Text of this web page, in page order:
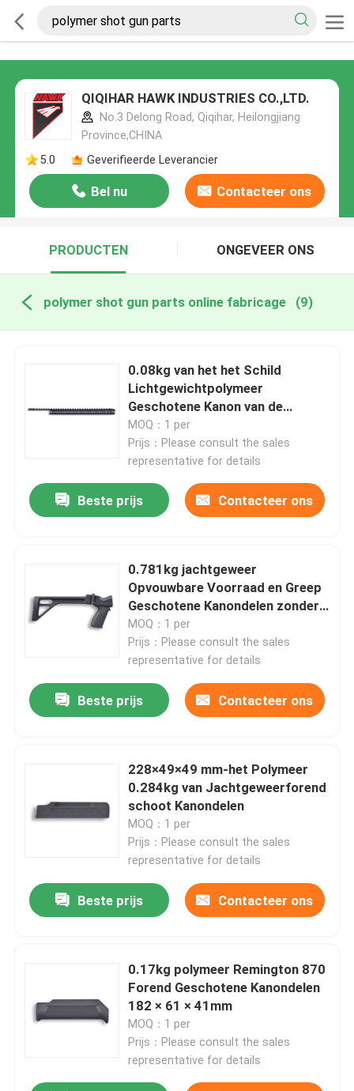
QIQIHAR HAWK INDUSTRIES CO.,LTD.
No.3 Delong Road, Qiqihar, Heilongjiang
Province,CHINA
5.0
Geverifieerde Leverancier
Bel nu Contacteer ons
PRODUCTEN ONGEVEER ONS
polymer shot gun parts online fabricage (9)
0.08kg van het het Schild
Lichtgewichtpolymeer
Geschotene Kanon van de
jachtgeweerhitte Delen 360 × 33
× 26mm
MOQ：1 per
Prijs：Please consult the sales
representative for details
Beste prijs Contacteer ons
0.781kg jachtgeweer
Opvouwbare Voorraad en Greep
Geschotene Kanondelen zonder
Kolfplaatverbindingsstuk
MOQ：1 per
Prijs：Please consult the sales
representative for details
Beste prijs Contacteer ons
228×49×49 mm-het Polymeer
0.284kg van Jachtgeweerforend
schoot Kanondelen
MOQ：1 per
Prijs：Please consult the sales
representative for details
Beste prijs Contacteer ons
0.17kg polymeer Remington 870
Forend Geschotene Kanondelen
182 × 61 × 41mm
MOQ：1 per
Prijs：Please consult the sales
representative for details